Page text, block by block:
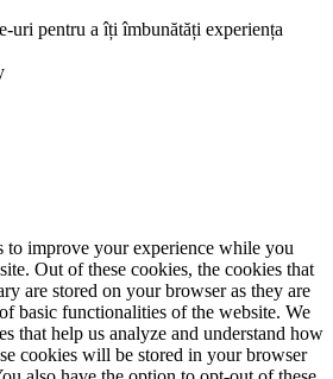
uri pentru a îți îmbunătăți experiența
to improve your experience while you
Out of these cookies, the cookies that
are stored on your browser as they are
basic functionalities of the website. We
that help us analyze and understand how
cookies will be stored in your browser